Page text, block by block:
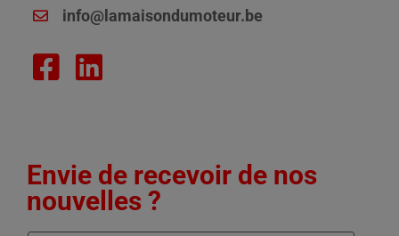
info@lamaisondumoteur.be
Envie de recevoir de nos
nouvelles ?